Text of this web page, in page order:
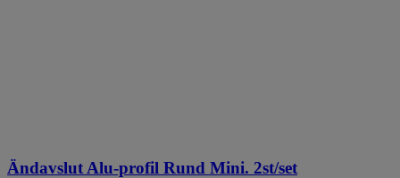
Ändavslut Alu-profil Rund Mini. 2st/set